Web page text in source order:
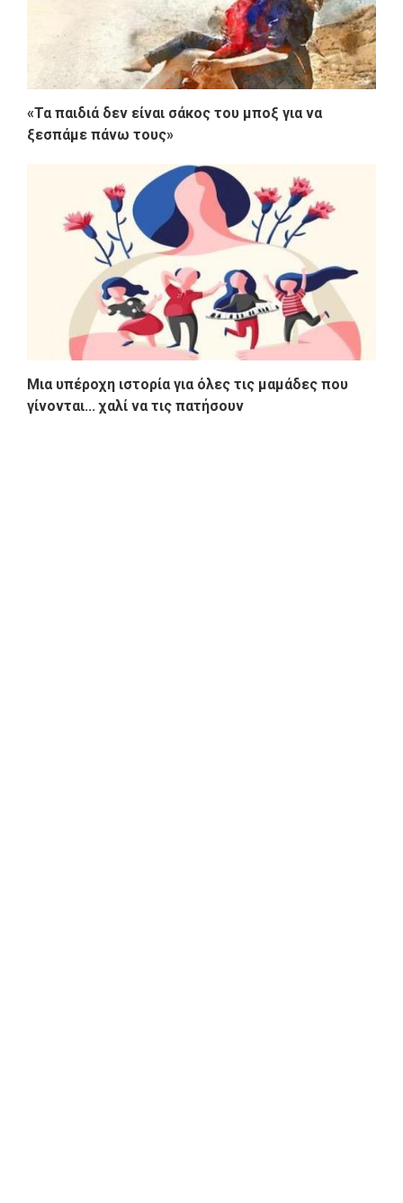
«Τα παιδιά δεν είναι σάκος του μποξ για να
ξεσπάμε πάνω τους»
Μια υπέροχη ιστορία για όλες τις μαμάδες που
γίνονται... χαλί να τις πατήσουν